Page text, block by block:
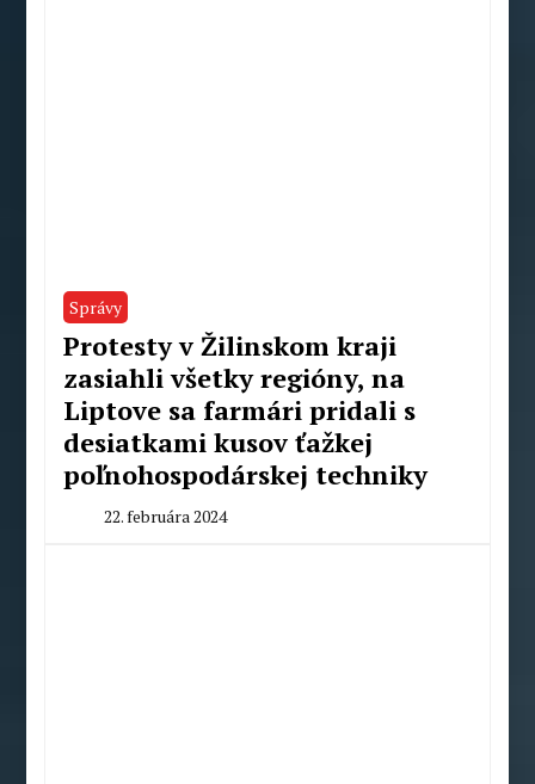
Správy
Protesty v Žilinskom kraji
zasiahli všetky regióny, na
Liptove sa farmári pridali s
desiatkami kusov ťažkej
poľnohospodárskej techniky
22. februára 2024